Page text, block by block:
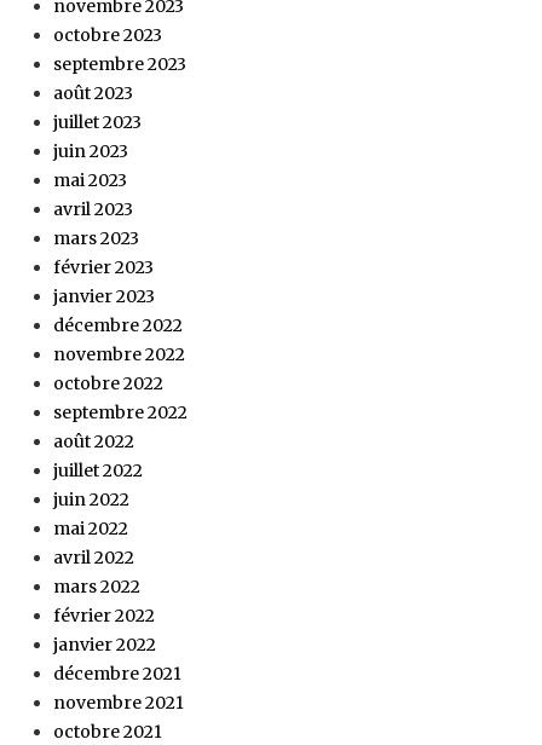
novembre 2023
octobre 2023
septembre 2023
août 2023
juillet 2023
juin 2023
mai 2023
avril 2023
mars 2023
février 2023
janvier 2023
décembre 2022
novembre 2022
octobre 2022
septembre 2022
août 2022
juillet 2022
juin 2022
mai 2022
avril 2022
mars 2022
février 2022
janvier 2022
décembre 2021
novembre 2021
octobre 2021